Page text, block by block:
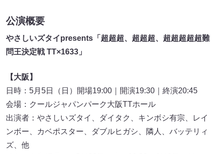
公演概要
やさしいズタイpresents「超超超、超超超、超超超超超難
問王決定戦 TT×1633」
【大阪】
日時：5月5日（日）開場19:00｜開演19:30｜終演20:45
会場：クールジャパンパーク大阪TTホール
出演者：やさしいズタイ、ダイタク、キンボシ有宗、レイ
ンボー、カベポスター、ダブルヒガシ、隣人、バッテリィ
ズ、他